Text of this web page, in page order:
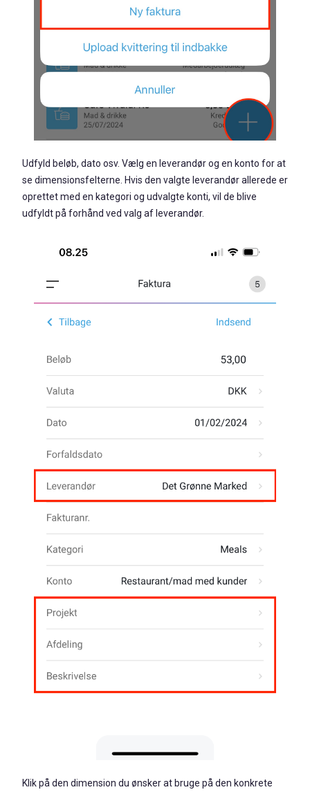
Udfyld beløb, dato osv. Vælg en leverandør og en konto for at
se dimensionsfelterne. Hvis den valgte leverandør allerede er
oprettet med en kategori og udvalgte konti, vil de blive
udfyldt på forhånd ved valg af leverandør.
Klik på den dimension du ønsker at bruge på den konkrete